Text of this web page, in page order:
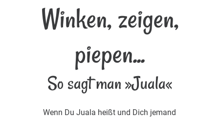
Winken, zeigen,
piepen...
So sagt man »Juala«
Wenn Du Juala heißt und Dich jemand